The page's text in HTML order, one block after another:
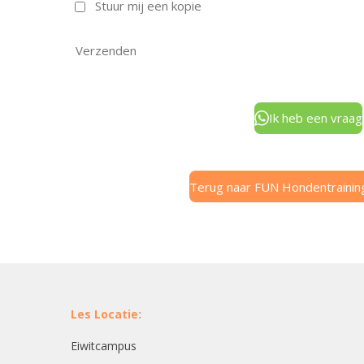
Stuur mij een kopie
Verzenden
Ik heb een vraag
Terug naar FUN
Les Locatie:
Eiwitcampus